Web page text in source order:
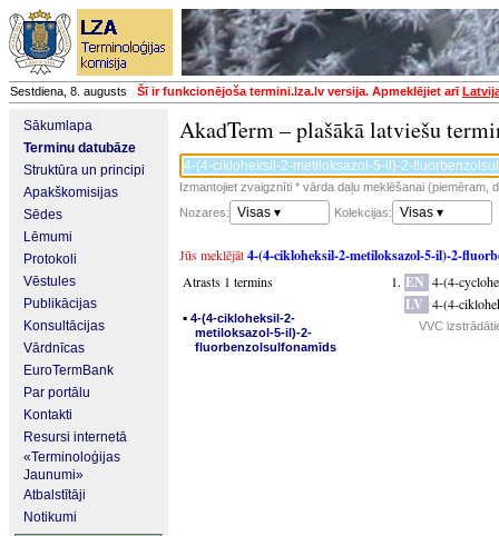
Sestdiena, 8. augusts Šī ir funkcionējoša termini.lza.lv versija. Apmeklējiet arī
Sākumlapa
Terminu datubāze
Struktūra un principi
Apakškomisijas
Sēdes
Lēmumi
Protokoli
Vēstules
Publikācijas
Konsultācijas
Vārdnīcas
EuroTermBank
Par portālu
Kontakti
Resursi internetā
«Terminoloģijas
Jaunumi»
Atbalstītāji
Notikumi
AkadTerm – plašākā latviešu
Izmantojiet zvaigznīti * vārda daļu meklēšanai (piemēram,
Nozares:
Visas ▾ Kolekcijas: Visas ▾
Jūs meklējāt4-(4-cikloheksil-2-metiloksazol-5-il)-2-
Atrasts 1 termins
▪ 4-(4-cikloheksil-2-
metiloksazol-5-il)-2-
fluorbenzolsulfonamīds
EN 4-(4-
LV 4-(4-
VVC